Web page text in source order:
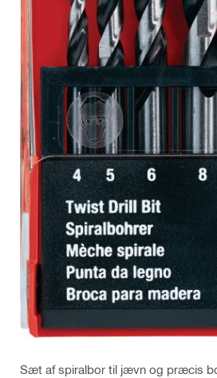
Sæt af spiralbor til jævn og præcis